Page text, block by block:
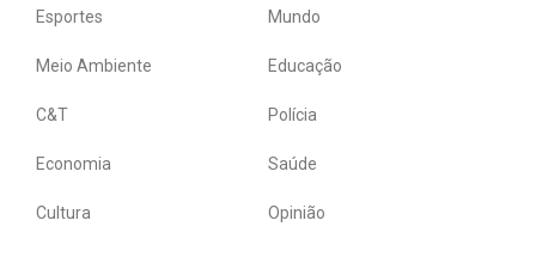
Esportes Mundo
Meio Ambiente Educação
C&T Polícia
Economia Saúde
Cultura Opinião